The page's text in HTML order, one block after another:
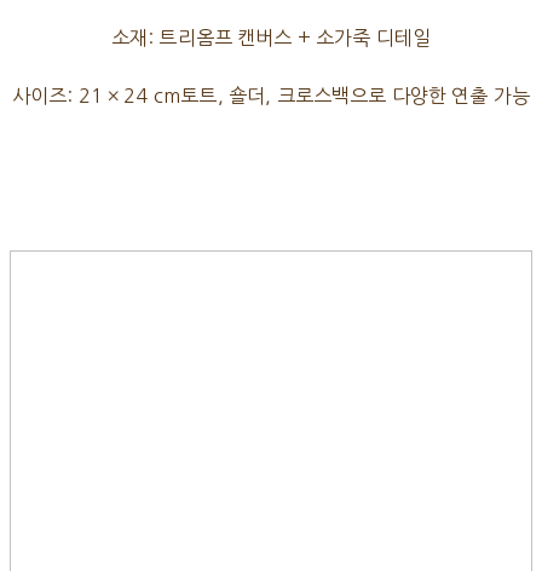
소재: 트리옴프 캔버스 + 소가죽 디테일
사이즈: 21 × 24 cm토트, 숄더, 크로스백으로 다양한 연출 가능